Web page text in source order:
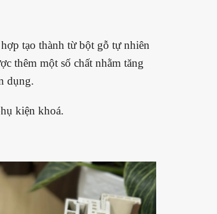
tạo thành từ bột gỗ tự nhiên
thêm một số chất nhằm tăng
dụng.
kiện khoá.